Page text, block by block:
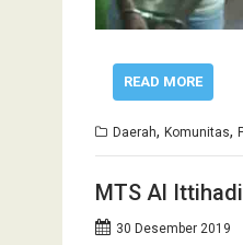
READ MORE
Daerah, Komunitas,
MTS Al
30 Desember 2019